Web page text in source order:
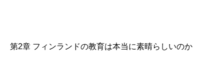
第2章 フィンランドの教育は本当に素晴らしいのか